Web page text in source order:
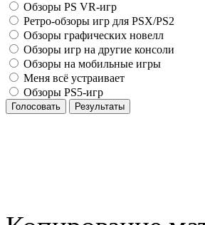
Обзоры PS VR-игр
Ретро-обзоры игр для PSX/PS2
Обзоры графических новелл
Обзоры игр на другие консоли
Обзоры на мобильные игры
Меня всё устраивает
Обзоры PS5-игр
Голосовать Результаты